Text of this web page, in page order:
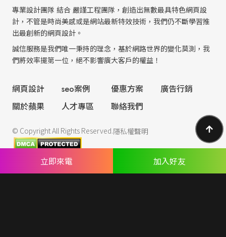
專業設計團隊 結合 嚴謹工程團隊，創造出無數最具特色網頁設
計，不管是時尚美感或是網站最新特效技術，我們仍不斷學習推
出最創新的網頁設計。
誠信服務是我們唯一秉持的理念，基於網路世界的變化莫測，我
們將效率擺第一位，絕不影響廣大客戶的權益！
網頁設計 seo案例 優惠方案
廣告行銷
關於蘋果
人才專區 聯絡我們
© Copyright All Rights Reserved.隱私權聲明
立即來電 加入好友